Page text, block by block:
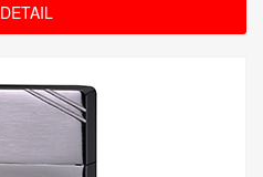
DETAIL